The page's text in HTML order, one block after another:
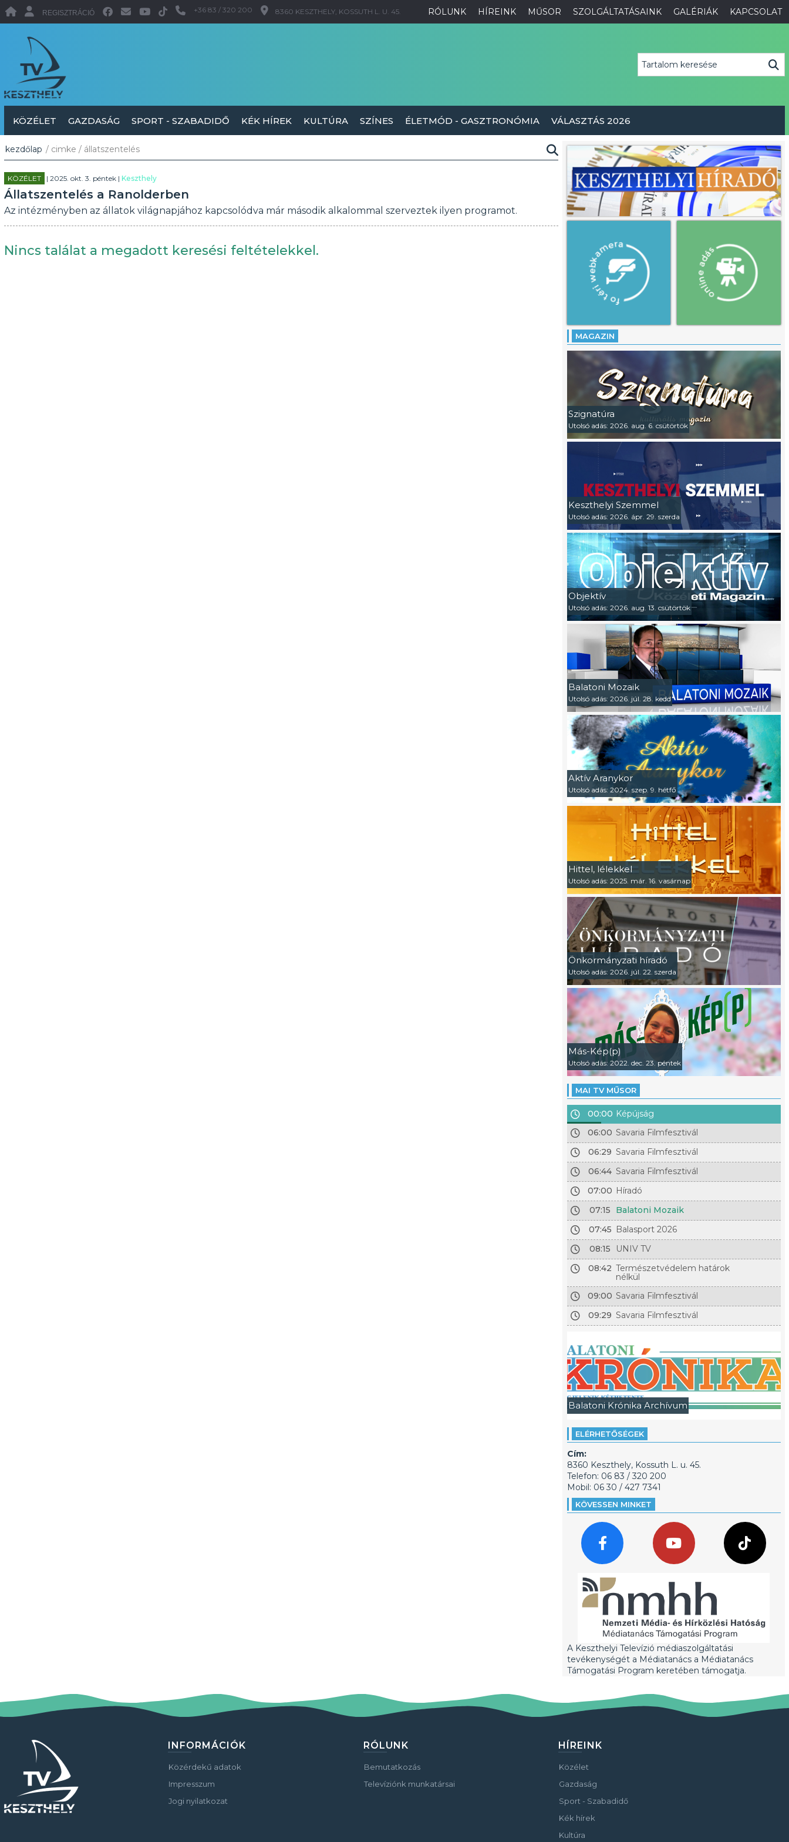
RÓLUNK HÍREINK MŰSOR SZOLGÁLTATÁSAINK GALÉRIÁK KAPCSOLAT
REGISZTRÁCIÓ +36 83 / 320 200 8360 KESZTHELY, KOSSUTH L. U. 45.
KÖZÉLET GAZDASÁG SPORT - SZABADIDŐ KÉK HÍREK KULTÚRA SZÍNES ÉLETMÓD - GASZTRONÓMIA VÁLASZTÁS 2026
kezdőlap / cimke / állatszentelés
KÖZÉLET | 2025. okt. 3. péntek | Keszthely
Állatszentelés a Ranolderben
Az intézményben az állatok világnapjához kapcsolódva már második alkalommal szerveztek ilyen programot.
Nincs találat a megadott keresési feltételekkel.
MAGAZIN
Szignatúra
Utolsó adás: 2026. aug. 6. csütörtök
Keszthelyi Szemmel
Utolsó adás: 2026. ápr. 29. szerda
Objektív
Utolsó adás: 2026. aug. 13. csütörtök
Balatoni Mozaik
Utolsó adás: 2026. júl. 28. kedd
Aktív Aranykor
Utolsó adás: 2024. szep. 9. hétfő
Hittel, lélekkel
Utolsó adás: 2025. már. 16. vasárnap
Önkormányzati híradó
Utolsó adás: 2026. júl. 22. szerda
Más-Kép(p)
Utolsó adás: 2022. dec. 23. péntek
MAI TV MŰSOR
00:00 Képújság
06:00 Savaria Filmfesztivál
06:29 Savaria Filmfesztivál
06:44 Savaria Filmfesztivál
07:00 Híradó
07:15
Balatoni Mozaik
07:45 Balasport 2026
08:15
UNIV TV
08:42 Természetvédelem határok
nélkül
09:00 Savaria Filmfesztivál
09:29 Savaria Filmfesztivál
Balatoni Krónika Archívum
ELÉRHETŐSÉGEK
Cím:
8360 Keszthely, Kossuth L. u. 45.
Telefon: 06 83 / 320 200
Mobil: 06 30 / 427 7341
KÖVESSEN MINKET
A Keszthelyi Televízió médiaszolgáltatási
tevékenységét a Médiatanács a Médiatanács
Támogatási Program keretében támogatja.
INFORMÁCIÓK
Közérdekű adatok
Impresszum
Jogi nyilatkozat
RÓLUNK
Bemutatkozás
Televíziónk munkatársai
HÍREINK
Közélet
Gazdaság
Sport - Szabadidő
Kék hírek
Kultúra